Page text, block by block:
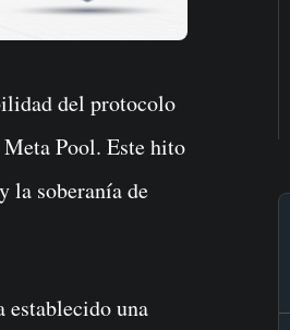
Pool. Este hito
la soberanía de
una